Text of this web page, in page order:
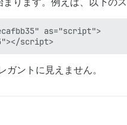
ります。例えば、以下のス
as="script">
ガントに見えません。